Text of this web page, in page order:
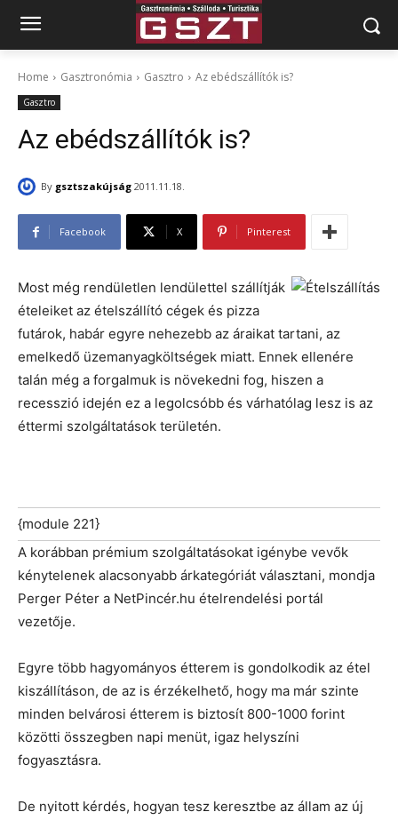
Home Gasztronómia Gasztro Az ebédszállítók is?
Gasztro
Az ebédszállítók is?
By gsztszakújság 2011.11.18.
Facebook X Pinterest
Most még rendületlen lendülettel szállítják
ételeiket az ételszállító cégek és pizza
futárok, habár egyre nehezebb az áraikat tartani, az
emelkedő üzemanyagköltségek miatt. Ennek ellenére
talán még a forgalmuk is növekedni fog, hiszen a
recesszió idején ez a legolcsóbb és várhatólag lesz is az
éttermi szolgáltatások területén.
{module 221}
A korábban prémium szolgáltatásokat igénybe vevők
kénytelenek alacsonyabb árkategóriát választani, mondja
Perger Péter a NetPincér.hu ételrendelési portál
vezetője.
Egyre több hagyományos étterem is gondolkodik az étel
kiszállításon, de az is érzékelhető, hogy ma már szinte
minden belvárosi étterem is biztosít 800-1000 forint
közötti összegben napi menüt, igaz helyszíni
fogyasztásra.
De nyitott kérdés, hogyan tesz keresztbe az állam az új